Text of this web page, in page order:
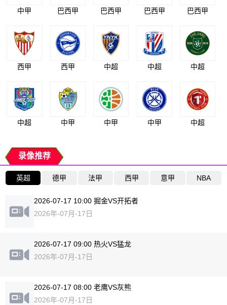
中甲 巴西甲 巴西甲 巴西甲 巴西甲
西甲 西甲 中超 中超 中超
中超 中甲 中甲 中甲 中超
录像推荐
英超 德甲 法甲 西甲 意甲 NBA
2026-07-17 10:00 掘金VS开拓者
2026年-07月-17日
2026-07-17 09:00 热火VS猛龙
2026年-07月-17日
2026-07-17 08:00 老鹰VS灰熊
2026年-07月-17日